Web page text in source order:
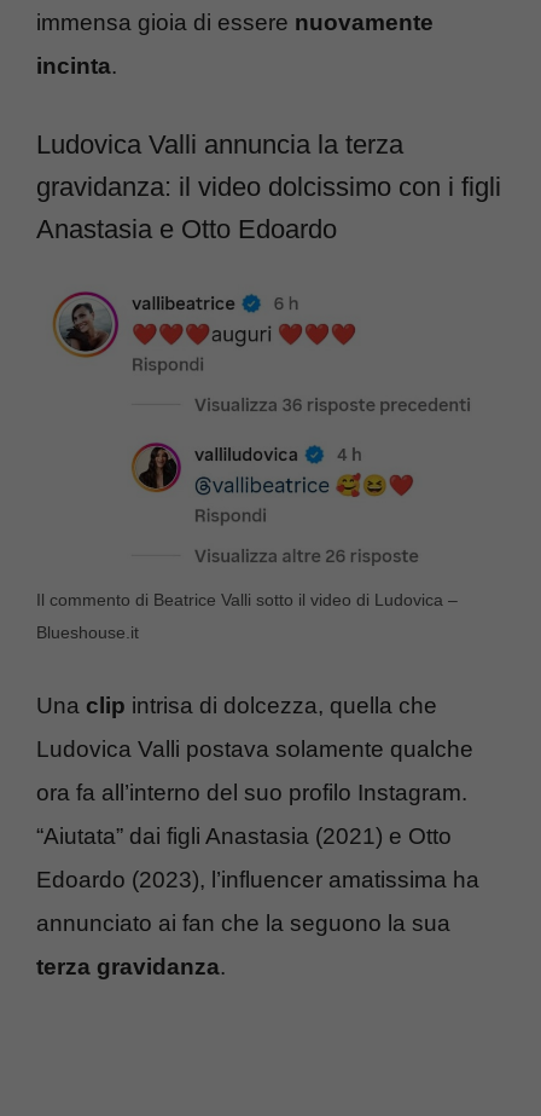
immensa gioia di essere nuovamente
incinta.
Ludovica Valli annuncia la terza
gravidanza: il video dolcissimo con i figli
Anastasia e Otto Edoardo
Il commento di Beatrice Valli sotto il video di Ludovica –
Blueshouse.it
Una clip intrisa di dolcezza, quella che
Ludovica Valli postava solamente qualche
ora fa all’interno del suo profilo Instagram.
“Aiutata” dai figli Anastasia (2021) e Otto
Edoardo (2023), l’influencer amatissima ha
annunciato ai fan che la seguono la sua
terza gravidanza.